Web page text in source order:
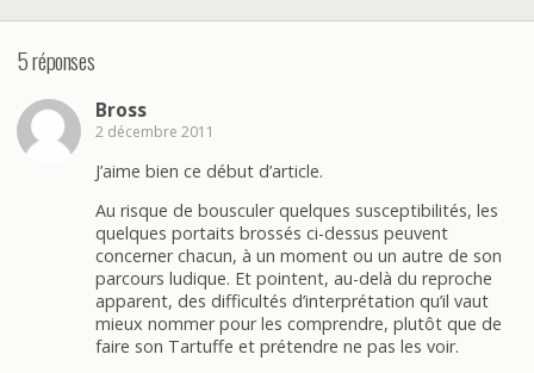
5 réponses
Bross
2 décembre 2011
J’aime bien ce début d’article.
Au risque de bousculer quelques susceptibilités, les
quelques portaits brossés ci-dessus peuvent
concerner chacun, à un moment ou un autre de son
parcours ludique. Et pointent, au-delà du reproche
apparent, des difficultés d’interprétation qu’il vaut
mieux nommer pour les comprendre, plutôt que de
faire son Tartuffe et prétendre ne pas les voir.